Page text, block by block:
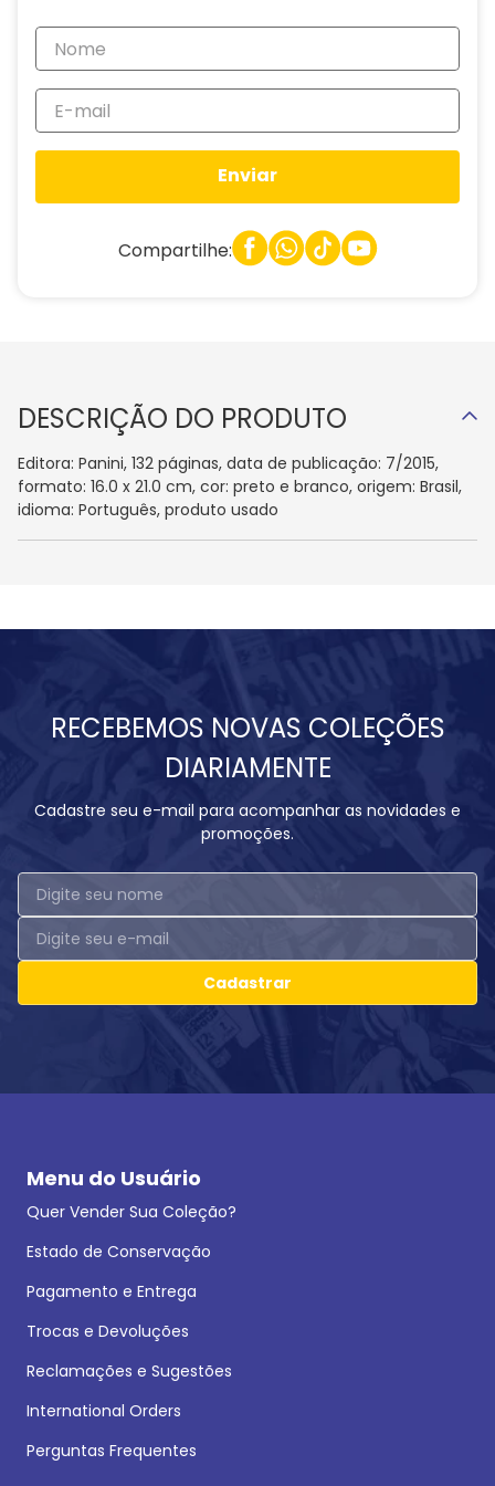
Enviar
Compartilhe:
DESCRIÇÃO DO PRODUTO
Editora: Panini, 132 páginas, data de publicação: 7/2015,
formato: 16.0 x 21.0 cm, cor: preto e branco, origem: Brasil,
idioma: Português, produto usado
RECEBEMOS NOVAS COLEÇÕES
DIARIAMENTE
Cadastre seu e-mail para acompanhar as novidades e
promoções.
Cadastrar
Menu do Usuário
Quer Vender Sua Coleção?
Estado de Conservação
Pagamento e Entrega
Trocas e Devoluções
Reclamações e Sugestões
International Orders
Perguntas Frequentes